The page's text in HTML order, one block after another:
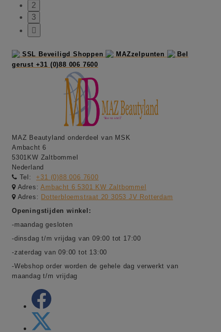
2
3

SSL Beveiligd Shoppen MAZzelpunten
Bel
gerust +31 (0)88 006 7600
MAZ Beautyland onderdeel van MSK
Ambacht 6
5301KW Zaltbommel
Nederland
Tel:
+31 (0)88 006 7600
Adres:Ambacht 6 5301 KW Zaltbommel
Adres: Dotterbloemstraat 20 3053 JV Rotterdam
Openingstijden winkel:
-maandag gesloten
-dinsdag t/m vrijdag van 09:00 tot 17:00
-zaterdag van 09:00 tot 13:00
-Webshop order worden de gehele dag verwerkt van
maandag t/m vrijdag